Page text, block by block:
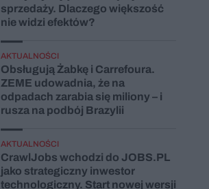
sprzedaży. Dlaczego większość
nie widzi efektów?
AKTUALNOŚCI
Obsługują Żabkę i Carrefoura.
ZEME udowadnia, że na
odpadach zarabia się miliony – i
rusza na podbój Brazylii
AKTUALNOŚCI
CrawlJobs wchodzi do JOBS.PL
jako strategiczny inwestor
technologiczny. Start nowej wersji